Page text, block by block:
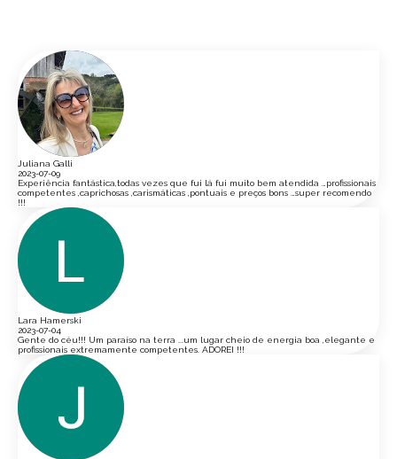
Juliana Galli
2023-07-09
Experiência fantástica,todas vezes que fui lá fui muito bem atendida …profissionais
competentes ,caprichosas ,carismáticas ,pontuais e preços bons …super recomendo
!!!
Lara Hamerski
2023-07-04
Gente do céu!!! Um paraíso na terra ...um lugar cheio de energia boa ,elegante e
profissionais extremamente competentes. ADOREI !!!